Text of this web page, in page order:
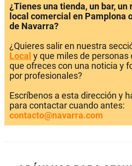
¿Tienes una tienda, un bar,
local comercial en Pamplona
de Navarra?
¿Quieres salir en nuestra
Local y que miles de personas
que ofreces con una noticia y
por profesionales?
Escríbenos a esta dirección y
para contactar cuando antes:
contacto@navarra.com